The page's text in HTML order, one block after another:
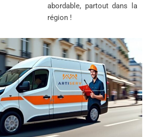
abordable, partout dans la
région !